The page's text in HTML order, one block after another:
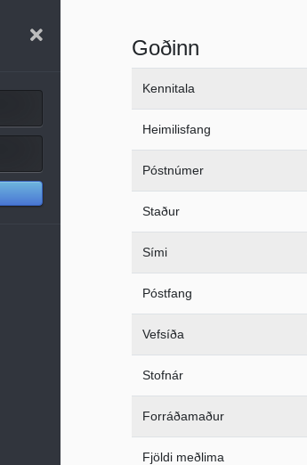
Goðinn
Kennitala
Heimilisfang
Póstnúmer
Staður
Sími
Póstfang
Vefsíða
Stofnár
Forráðamaður
Fjöldi meðlima